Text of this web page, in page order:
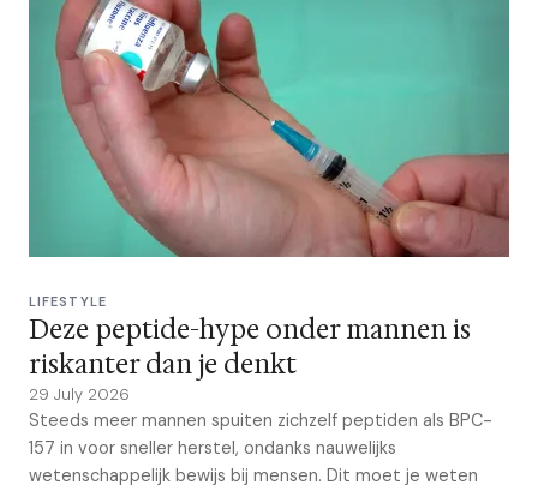
LIFESTYLE
Deze peptide-hype onder mannen is
riskanter dan je denkt
29 July 2026
Steeds meer mannen spuiten zichzelf peptiden als BPC-
157 in voor sneller herstel, ondanks nauwelijks
wetenschappelijk bewijs bij mensen. Dit moet je weten